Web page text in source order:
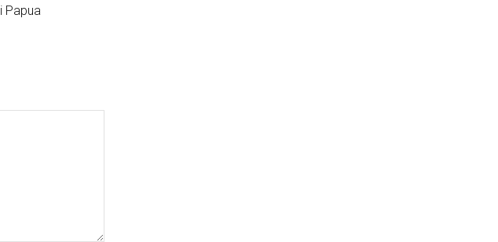
Papua